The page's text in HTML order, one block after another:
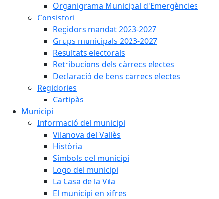
Organigrama Municipal d'Emergències
Consistori
Regidors mandat 2023-2027
Grups municipals 2023-2027
Resultats electorals
Retribucions dels càrrecs electes
Declaració de bens càrrecs electes
Regidories
Cartipàs
Municipi
Informació del municipi
Vilanova del Vallès
Història
Símbols del municipi
Logo del municipi
La Casa de la Vila
El municipi en xifres